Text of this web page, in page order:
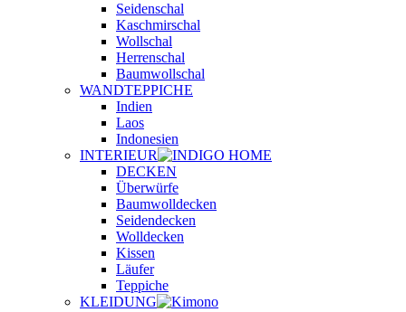
Seidenschal
Kaschmirschal
Wollschal
Herrenschal
Baumwollschal
WANDTEPPICHE
Indien
Laos
Indonesien
INTERIEUR
DECKEN
Überwürfe
Baumwolldecken
Seidendecken
Wolldecken
Kissen
Läufer
Teppiche
KLEIDUNG